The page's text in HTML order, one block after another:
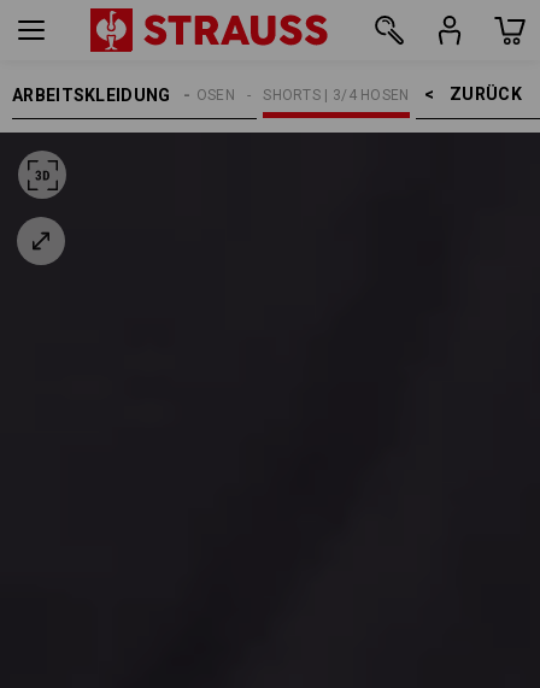
ARBEITSKLEIDUNG ZURÜCK    >
SHORTS | 3/4 HOSEN
ARBEITSHOSEN
HERREN